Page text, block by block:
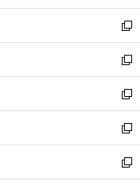
開
く
ウ
で
開
く
ン
ド
ウ
で
開
く
ウ
ィ
ン
ド
ウ
で
開
く
新
し
い
ウ
ィ
ン
ド
ウ
で
開
新
し
い
ウ
ィ
ン
ド
ウ
新
し
い
ウ
ィ
ン
新
し
い
ウ
新
し